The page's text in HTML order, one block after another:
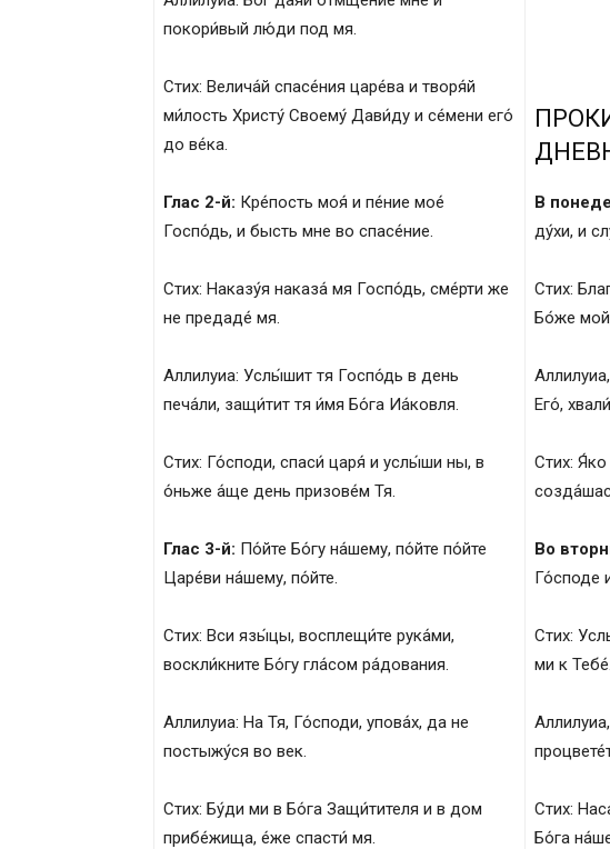
покори́вый лю́ди под мя.
Стих: Велича́й спасе́ния царе́ва и творя́й
ми́лость Христу́ Своему́ Дави́ду и се́мени его́
до ве́ка.
Глас 2-й: Кре́пость моя́ и пе́ние мое́
Госпо́дь, и бысть мне во спасе́ние.
Стих: Наказу́я наказа́ мя Госпо́дь, сме́рти же
не предаде́ мя.
Аллилуиа: Услы́шит тя Госпо́дь в день
печа́ли, защи́тит тя и́мя Бо́га Иа́ковля.
Стих: Го́споди, спаси́ царя́ и услы́ши ны, в
о́ньже а́ще день призове́м Тя.
Глас 3-й: По́йте Бо́гу на́шему, по́йте по́йте
Царе́ви на́шему, по́йте.
Стих: Вси язы́цы, восплещи́те рука́ми,
воскли́кните Бо́гу гла́сом ра́дования.
Аллилуиа: На Тя, Го́споди, упова́х, да не
постыжу́ся во век.
Стих: Бу́ди ми в Бо́га Защи́тителя и в дом
прибе́жища, е́же спасти́ мя.
В
ду́хи, и
Стих:
Бо́же
Его́,
Стих:
Во
Го́споде
Стих:
ми к Тебе́.
Стих:
Бо́га